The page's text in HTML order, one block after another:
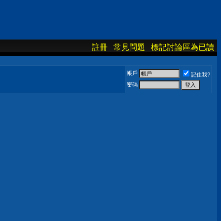
註冊 常見問題 標記討論區為已讀
帳戶
記住我?
密碼